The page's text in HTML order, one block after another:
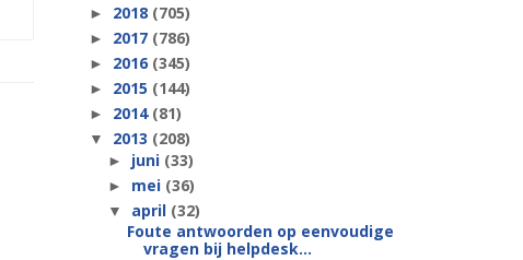
► 2018 (705)
► 2017 (786)
► 2016 (345)
► 2015 (144)
► 2014 (81)
▼ 2013 (208)
► juni (33)
► mei (36)
▼ april (32)
Foute antwoorden op eenvoudige
vragen bij helpdesk...